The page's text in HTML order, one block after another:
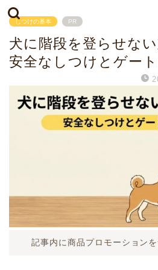
しつけの基本 PR
犬に階段を登らせな
安全なしつけとゲー
記事内に商品プロモーション